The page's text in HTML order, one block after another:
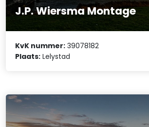
J.P. Wiersma Montage
KvK nummer: 39078182
Plaats: Lelystad